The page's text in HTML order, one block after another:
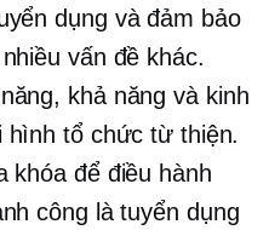
dụng và đảm bảo
vấn đề khác.
khả năng và kinh
hình tổ chức từ thiện.
khóa để điều hành
công là tuyển dụng